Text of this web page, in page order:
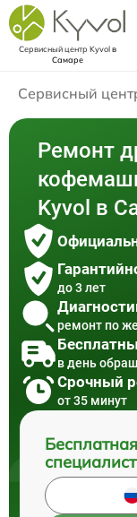
Сервисный центр Kyvolв
Самаре
Сервисный
Ремонт
Kyvol в
до 3 лет
ремонт по
в день
Срочный
от 35 минут